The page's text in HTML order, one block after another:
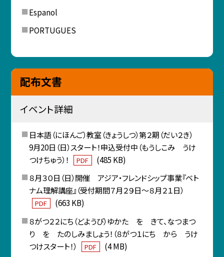
Espanol
PORTUGUES
配布文書
イベント詳細
日本語（にほんご）教室（きょうしつ）第２期（だい２き）
9月20日（日）スタート！申込受付中（もうしこみ うけ
つけちゅう）！
PDF
(485 KB)
８月３０日（日）開催 アジア・フレンドシップ事業『ベト
ナム理解講座』（受付期間７月２９日～８月２１日）
PDF
(663 KB)
８がつ２２にち（どようび）ゆかた を きて、なつまつ
り を たのしみましょう！（８がつ１にち から うけ
つけスタート！）
PDF (4 MB)